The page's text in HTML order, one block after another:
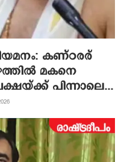
കണ്ഠരര്
മകനെ
പിന്നാലെ...